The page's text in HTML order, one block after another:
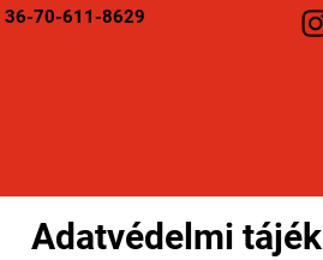
36-70-611-8629
Adatvédelmi